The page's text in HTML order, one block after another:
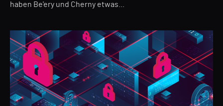
haben Be'ery und Cherny etwas...